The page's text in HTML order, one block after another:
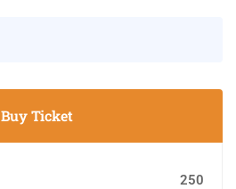
Buy Ticket
250